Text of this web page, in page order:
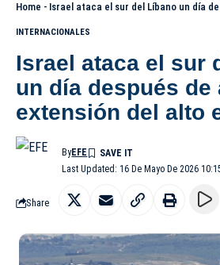
Home - Israel ataca el sur del Líbano un día después de
INTERNACIONALES
Israel ataca el sur
un día después de
extensión del alto
Last Updated: 16 De Mayo De 2026
ByEFE
Share